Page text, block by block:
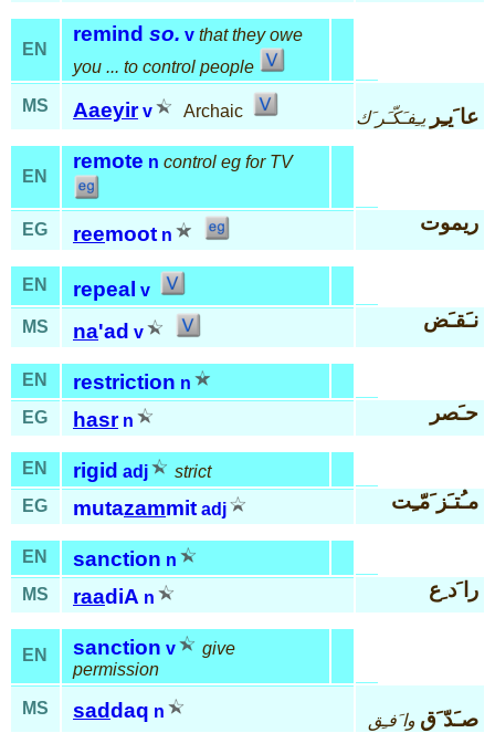
EN
remind so. v that they owe
you ... to control people
MS Aaeyir v Archaic عا َيـِر يـِفـَكّـَر َك
EN
remote n control eg for TV
EG reemoot n
ريموت
EN repeal v
MS
na'ad v
نـَقـَض
EN restriction n
EG
hasr n حـَصر
EN rigid adj
strict
EG
mutazammit adj مـُتـَز َمّـِت
EN sanction n
MS
raadiA n را َد ِع
EN sanction v
give
permission
MS saddaq n صـَدّ َق وا َفـِق